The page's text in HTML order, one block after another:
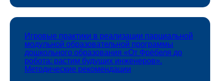
Игровые практики в реализации парциальной
модульной образовательной программы
дошкольного образования «От Фрёбеля до
робота: растим будущих инженеров».
Методические рекомендации